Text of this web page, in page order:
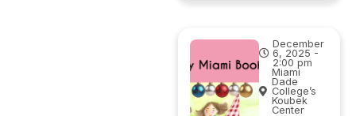
December
6, 2025 -
2:00 pm
Miami
Dade
College’s
Koubek
Center